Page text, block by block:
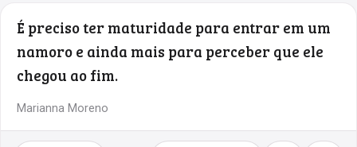
É preciso ter maturidade para entrar em um
namoro e ainda mais para perceber que ele
chegou ao fim.
Marianna Moreno